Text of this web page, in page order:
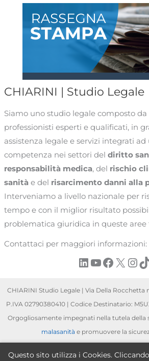
CHIARINI | Studio Legale
Siamo uno studio legale composto da
professionisti esperti e qualificati, in
assistenza legale e servizi integrati
competenza nei settori del diritto
responsabilità medica, del rischio
sanità e del risarcimento danni alla
Interveniamo a livello nazionale per
tempo e con il miglior risultato
problematica giuridica in queste
Contattaci per maggiori informazioni:
LinkedIn
YouTube
X
CHIARINI Studio Legale | Via Della Rocchetta
P.IVA 02790380410 | Codice Destinatario:
Orgogliosamente impegnati nella tutela della
malasanità e promuovere la
Europe S.A. | Massimale €
Questo sito utilizza i Cookies.